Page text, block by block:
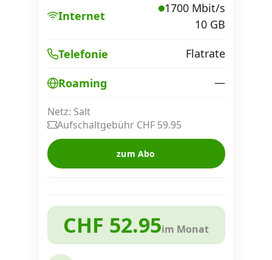
Roaming-Tarife abfragen
Handy-Abo kündigen oder
wechseln
Internet, TV, Telefon
Aktionen
Internet
1700 Mbit/s
10 GB
Telefonie Flatrate
Roaming —
Netz: Salt
Aufschaltgebühr CHF 59.95
zum Abo
CHF 52.95im Monat